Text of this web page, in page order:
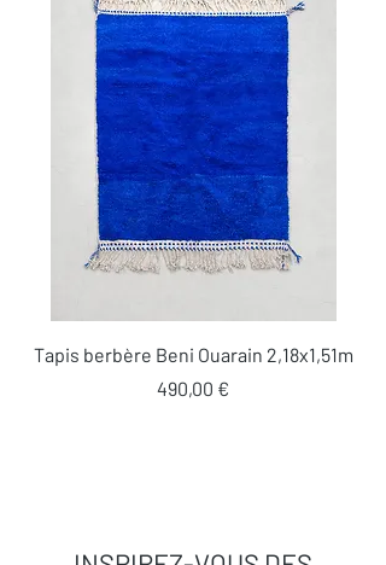
Tapis berbère Beni Ouarain 2,18x1,51m
Prix
490,00 €